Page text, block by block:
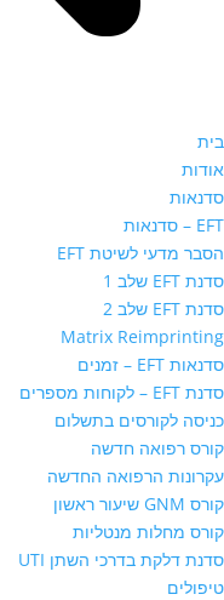
בית
אודות
סדנאות
EFT – סדנאות
הסבר מדעי לשיטת EFT
סדנת EFT שלב 1
סדנת EFT שלב 2
Matrix Reimprinting
סדנאות EFT – זמנים
סדנת EFT – לקוחות מספרים
כניסה לקורסים בתשלום
קורס רפואה חדשה
עקרונות הרפואה החדשה
קורס GNM שיעור ראשון
קורס מחלות מנטליות
סדנת דלקת בדרכי השתן UTI
טיפולים